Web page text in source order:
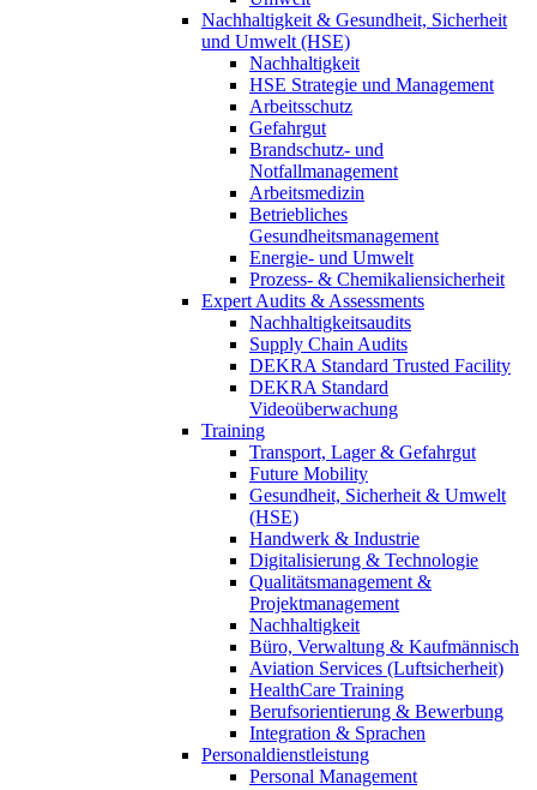
Nachhaltigkeit & Gesundheit, Sicherheit
und Umwelt (HSE)
Nachhaltigkeit
HSE Strategie und Management
Arbeitsschutz
Gefahrgut
Brandschutz- und
Notfallmanagement
Arbeitsmedizin
Betriebliches
Gesundheitsmanagement
Energie- und Umwelt
Prozess- & Chemikaliensicherheit
Expert Audits & Assessments
Nachhaltigkeitsaudits
Supply Chain Audits
DEKRA Standard Trusted Facility
DEKRA Standard
Videoüberwachung
Training
Transport, Lager & Gefahrgut
Future Mobility
Gesundheit, Sicherheit & Umwelt
(HSE)
Handwerk & Industrie
Digitalisierung & Technologie
Qualitätsmanagement &
Projektmanagement
Nachhaltigkeit
Büro, Verwaltung & Kaufmännisch
Aviation Services (Luftsicherheit)
HealthCare Training
Berufsorientierung & Bewerbung
Integration & Sprachen
Personaldienstleistung
Personal Management